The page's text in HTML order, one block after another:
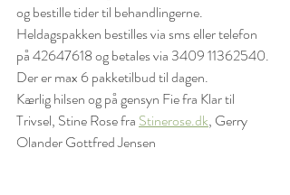
og bestille tider til behandlingerne.
Heldagspakken bestilles via sms eller telefon
på 42647618 og betales via 3409 11362540.
Der er max 6 pakketilbud til dagen.
Kærlig hilsen og på gensyn Fie fra Klar til
Trivsel, Stine Rose fra Stinerose.dk, Gerry
Olander Gottfred Jensen